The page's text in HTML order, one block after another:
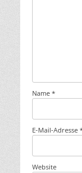
Name *
E-Mail-Adresse
Website